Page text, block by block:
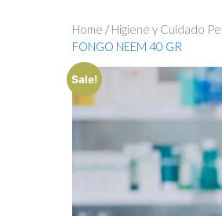
Home /Higiene y Cuidado
FONGO NEEM 40 GR
Sale!